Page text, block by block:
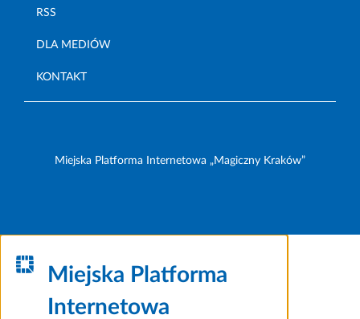
RSS
DLA MEDIÓW
KONTAKT
Miejska Platforma Internetowa „Magiczny Kraków”
Miejska Platforma
Internetowa